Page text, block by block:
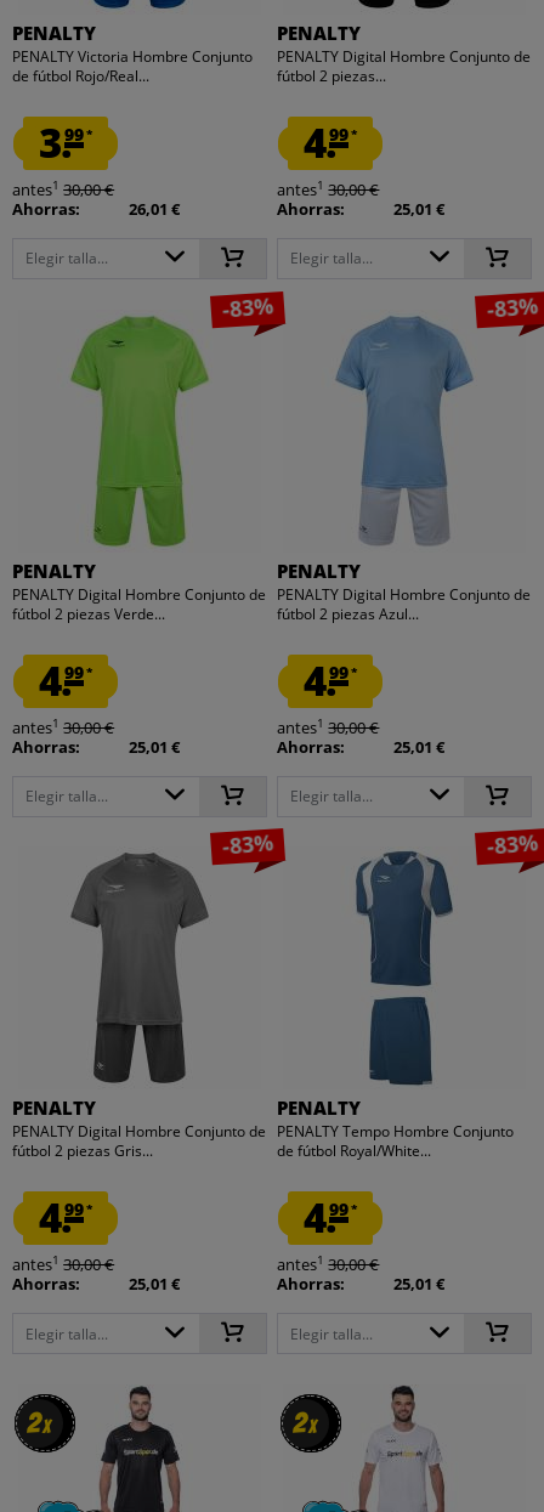
PENALTY
PENALTY Victoria Hombre Conjunto
de fútbol Rojo/Real...
3.99*
antes1 30,00 €
Ahorras:
26,01 €
Elegir talla...
PENALTY
PENALTY Digital Hombre Conjunto de
fútbol 2 piezas...
4.99*
antes1 30,00 €
Ahorras:
25,01 €
Elegir talla...
-83%
PENALTY
PENALTY Digital Hombre Conjunto de
fútbol 2 piezas Verde...
4.99*
antes1 30,00 €
Ahorras:
25,01 €
Elegir talla...
-83%
PENALTY
PENALTY Digital Hombre Conjunto de
fútbol 2 piezas Azul...
4.99*
antes1 30,00 €
Ahorras:
25,01 €
Elegir talla...
-83%
PENALTY
PENALTY Digital Hombre Conjunto de
fútbol 2 piezas Gris...
4.99*
antes1 30,00 €
Ahorras:
25,01 €
Elegir talla...
-83%
PENALTY
PENALTY Tempo Hombre Conjunto
de fútbol Royal/White...
4.99*
antes1 30,00 €
Ahorras:
25,01 €
Elegir talla...
2x
2x 2x
2x